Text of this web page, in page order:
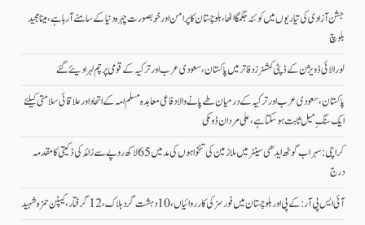
جشن آزادی کی تیاریوں میں کوئٹہ جگمگا اٹھا، بلوچستان کا پرامن اور خوبصورت چہرہ دنیا کے سامنے آ رہا ہے، مینا مجید
بلوچ
لورالائی ڈویژن کے ڈپٹی کمشنرز دفاتر میں پاکستان، سعودی عرب اور ترکیہ کے قومی پرچم لہرا دیئے گئے
پاکستان، سعودی عرب اور ترکیہ کے درمیان طے پانے والا دفاعی معاہدہ مسلم امہ کے اتحاد اور علاقائی سلامتی کیلئے
ایک سنگِ میل ثابت ہو سکتا ہے، علی مردان ڈومکی
کراچی: سہراب گوٹھ ایدھی سینٹر میں ملازمین کی تنخواہوں کی مد میں 65 لاکھ روپے سے زائد کی ڈکیتی کا مقدمہ
درج
آئی ایس پی آر: کے پی اور بلوچستان میں فورسز کی کارروائیاں، 10 دہشت گرد ہلاک، 12 گرفتار، کیپٹن حمزہ شہید